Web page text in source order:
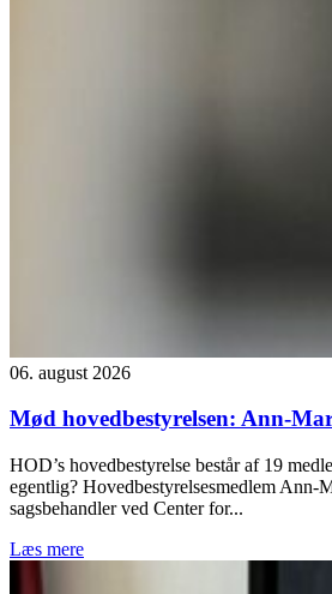
06. august 2026
Mød hovedbestyrelsen: Ann-
HOD’s hovedbestyrelse består af 19
egentlig? Hovedbestyrelsesmedlem Ann-
sagsbehandler ved Center for...
Læs mere